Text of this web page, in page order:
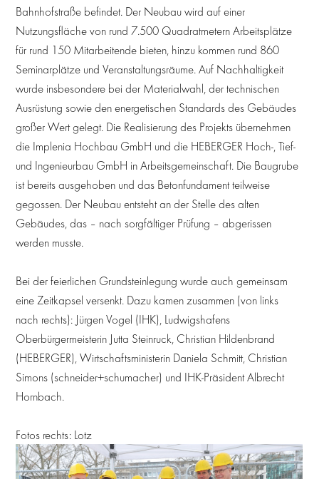
Bahnhofstraße befindet. Der Neubau wird auf einer
Nutzungsfläche von rund 7.500 Quadratmetern Arbeitsplätze
für rund 150 Mitarbeitende bieten, hinzu kommen rund 860
Seminarplätze und Veranstaltungsräume. Auf Nachhaltigkeit
wurde insbesondere bei der Materialwahl, der technischen
Ausrüstung sowie den energetischen Standards des Gebäudes
großer Wert gelegt. Die Realisierung des Projekts übernehmen
die Implenia Hochbau GmbH und die HEBERGER Hoch-, Tief-
und Ingenieurbau GmbH in Arbeitsgemeinschaft. Die Baugrube
ist bereits ausgehoben und das Betonfundament teilweise
gegossen. Der Neubau entsteht an der Stelle des alten
Gebäudes, das – nach sorgfältiger Prüfung – abgerissen
werden musste.
Bei der feierlichen Grundsteinlegung wurde auch gemeinsam
eine Zeitkapsel versenkt. Dazu kamen zusammen (von links
nach rechts): Jürgen Vogel (IHK), Ludwigshafens
Oberbürgermeisterin Jutta Steinruck, Christian Hildenbrand
(HEBERGER), Wirtschaftsministerin Daniela Schmitt, Christian
Simons (schneider+schumacher) und IHK-Präsident Albrecht
Hornbach.
Fotos rechts: Lotz